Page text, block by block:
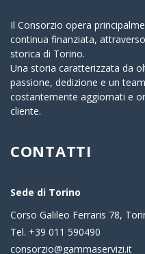
Il Consorzio opera
continua finanziata,
storica di Torino.
Una storia caratterizzata da
passione, dedizione e un
costantemente aggiornati e
cliente.
CONTATTI
Sede di Torino
Corso Galileo Ferraris 78,
Tel. +39 011 590490
consorzio@gammaservizi.it